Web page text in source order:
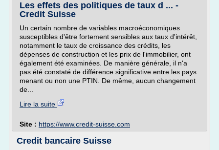
Les effets des politiques de taux d ... -
Credit Suisse
Un certain nombre de variables macroéconomiques
susceptibles d'être fortement sensibles aux taux d'intérêt,
notamment le taux de croissance des crédits, les
dépenses de construction et les prix de l'immobilier, ont
également été examinées. De manière générale, il n'a
pas été constaté de différence significative entre les pays
menant ou non une PTIN. De même, aucun changement
de...
Lire la suite
Site : https://www.credit-suisse.com
Credit bancaire Suisse